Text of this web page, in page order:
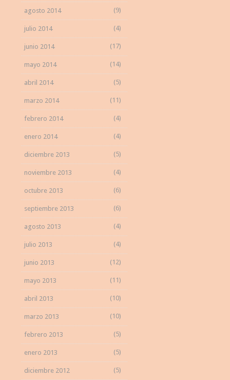
agosto 2014 (9)
julio 2014 (4)
junio 2014 (17)
mayo 2014 (14)
abril 2014 (5)
marzo 2014 (11)
febrero 2014 (4)
enero 2014 (4)
diciembre 2013 (5)
noviembre 2013 (4)
octubre 2013 (6)
septiembre 2013 (6)
agosto 2013 (4)
julio 2013 (4)
junio 2013 (12)
mayo 2013 (11)
abril 2013 (10)
marzo 2013 (10)
febrero 2013 (5)
enero 2013 (5)
diciembre 2012 (5)